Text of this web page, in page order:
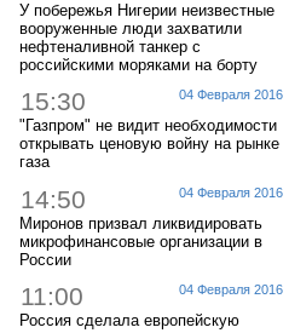
У побережья Нигерии неизвестные
вооруженные люди захватили
нефтеналивной танкер с
российскими моряками на борту
04 Февраля 2016
15:30
"Газпром" не видит необходимости
открывать ценовую войну на рынке
газа
04 Февраля 2016
14:50
Миронов призвал ликвидировать
микрофинансовые организации в
России
04 Февраля 2016
11:00
Россия сделала европейскую